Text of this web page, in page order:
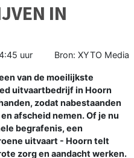
IN
uur Bron: XYTO Media
van de moeilijkste
uitvaartbedrijf in Hoorn
zodat nabestaanden
afscheid nemen. Of je nu
begrafenis, een
uitvaart - Hoorn telt
zorg en aandacht werken.